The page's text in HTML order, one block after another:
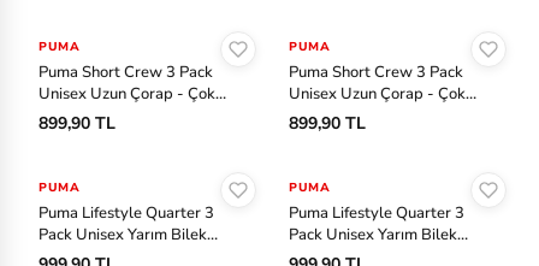
m
o
n
au
co
PUMA
Puma Short Crew 3 Pack
Unisex Uzun Çorap - Çok
Renkli
899,90 TL
PUMA
Puma Short Crew 3 Pack
Unisex Uzun Çorap - Çok
Renkli
899,90 TL
PUMA
Puma Lifestyle Quarter 3
Pack Unisex Yarım Bilek
Çorap - Çok Renkli
PUMA
Puma Lifestyle Quarter 3
Pack Unisex Yarım Bilek
Çorap - Çok Renkli